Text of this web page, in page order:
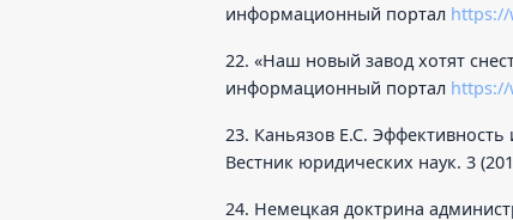
информационный портал https://
22. «Наш новый завод хотят
информационный портал https://
23. Каньязов Е.С.
Вестник юридических наук. 3
24. Немецкая доктрина